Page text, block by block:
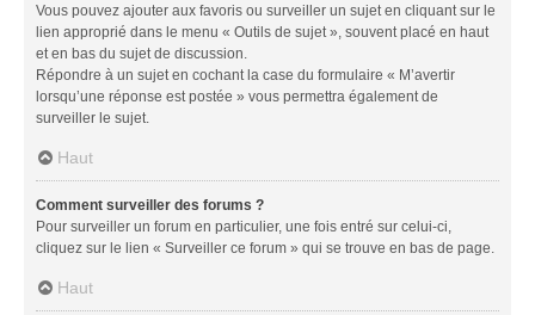
Vous pouvez ajouter aux favoris ou surveiller un sujet en cliquant sur le
lien approprié dans le menu « Outils de sujet », souvent placé en haut
et en bas du sujet de discussion.
Répondre à un sujet en cochant la case du formulaire « M’avertir
lorsqu’une réponse est postée » vous permettra également de
surveiller le sujet.
Haut
Comment surveiller des forums ?
Pour surveiller un forum en particulier, une fois entré sur celui-ci,
cliquez sur le lien « Surveiller ce forum » qui se trouve en bas de page.
Haut